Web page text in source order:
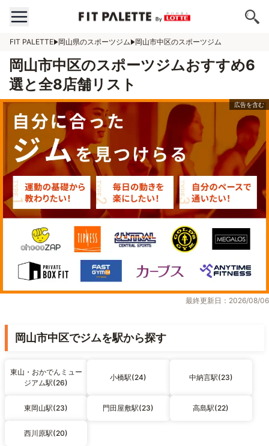
FIT PALETTE 岡山県のスポーツジム 岡山市中区のスポーツジム
岡山市中区のスポーツジムおすすめ6
選と全8店舗リスト
最終更新日：2026/08/06
岡山市中区でジムを駅から探す
東山・おかでんミュー
ジアム駅(26)
小橋駅(24) 中納言駅(23)
東岡山駅(23) 門田屋敷駅(23) 高島駅(22)
西川原駅(20)